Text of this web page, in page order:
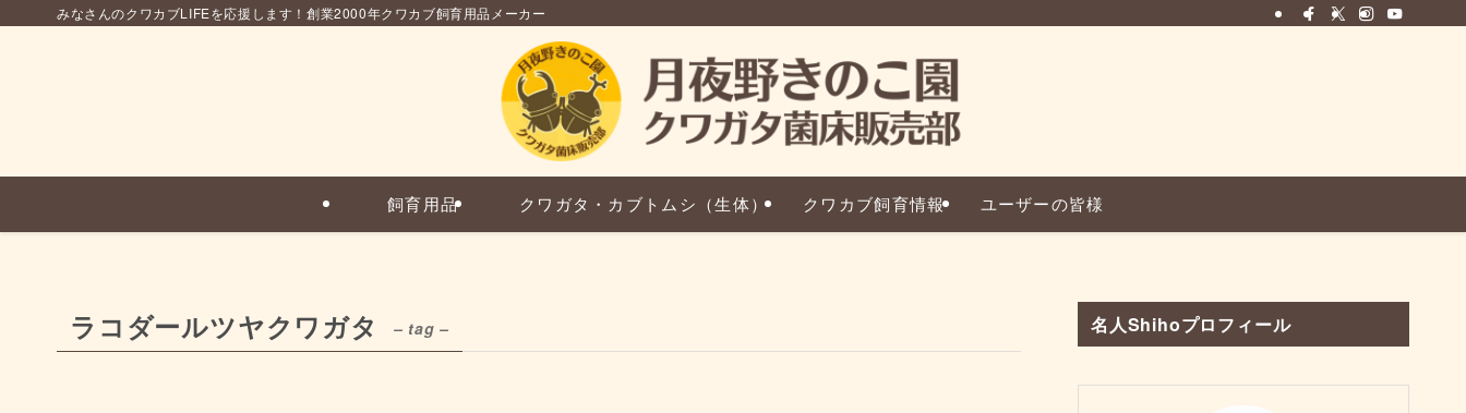
みなさんのクワカブLIFEを応援します！創業2000年クワカブ飼育用品メーカー
飼育用品 クワガタ・カブトムシ（生体） クワカブ飼育情報 ユーザーの皆様
ラコダールツヤクワガタ – tag – 名人Shihoプロフィール